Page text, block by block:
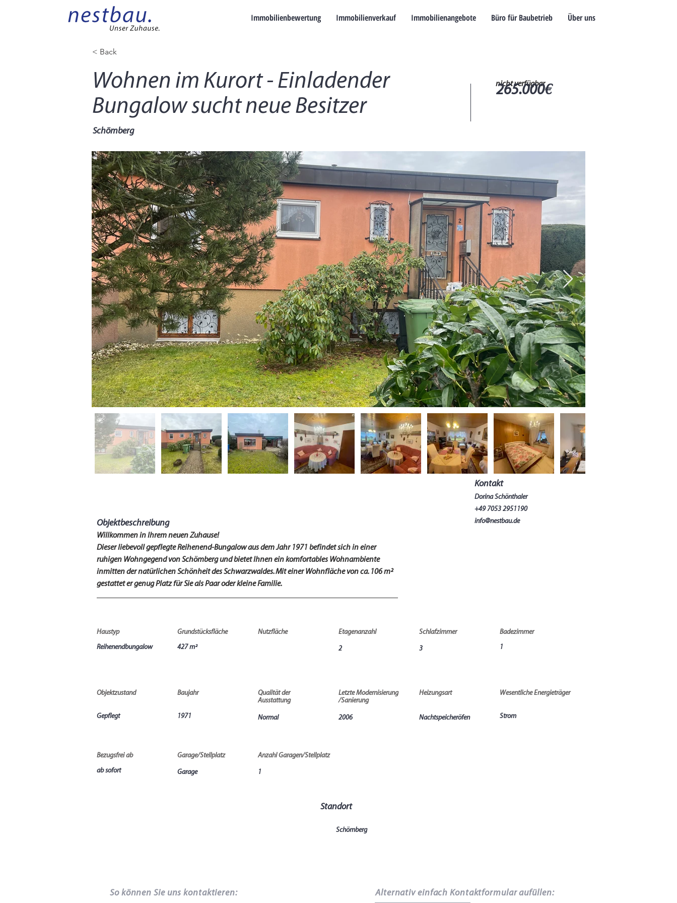
Immobilienbewertung Immobilienverkauf Immobilienangebote Büro für Baubetrieb Über uns
< Back
Wohnen im Kurort - Einladender
Bungalow sucht neue Besitzer
Schömberg
nicht verfügbar
265.000€
Kontakt
Dorina Schönthaler
+49 7053 2951190
Objektbeschreibung info@nestbau.de
Willkommen in Ihrem neuen Zuhause!
Dieser liebevoll gepflegte Reihenend-Bungalow aus dem Jahr 1971 befindet sich in einer
ruhigen Wohngegend von Schömberg und bietet Ihnen ein komfortables Wohnambiente
inmitten der natürlichen Schönheit des Schwarzwaldes. Mit einer Wohnfläche von ca. 106 m²
gestattet er genug Platz für Sie als Paar oder kleine Familie.
Haustyp Grundstücksfläche Nutzfläche Etagenanzahl Schlafzimmer Badezimmer
Reihenendbungalow 427 m² 2 3 1
Objektzustand Baujahr
Qualität der
Ausstattung
Letzte Modernisierung
/Sanierung
Heizungsart Wesentliche Energieträger
Gepflegt 1971 Normal 2006 Nachtspeicheröfen Strom
Bezugsfrei ab Garage/Stellplatz Anzahl Garagen/Stellplatz
ab sofort Garage 1
Standort
Schömberg
So können Sie uns kontaktieren: Alternativ einfach Kontaktformular aufüllen: